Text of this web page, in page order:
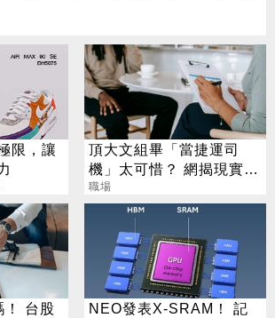
限，讓
頂大文組畢「當捷運司
機」太可惜？ 網揭現實：
高中就能考
職場
！ 台股
NEO發表X-SRAM！ 記